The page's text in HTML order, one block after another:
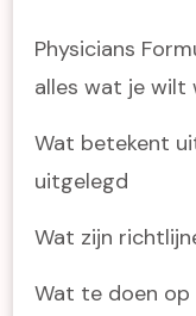
Physicians
alles wat je wilt
Wat betekent
uitgelegd
Wat zijn
Wat te doen op